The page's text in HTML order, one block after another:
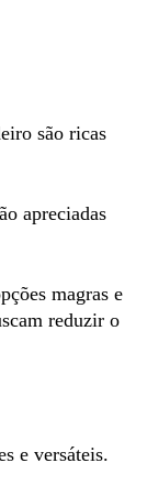
são ricas
apreciadas
magras e
reduzir o
e versáteis.